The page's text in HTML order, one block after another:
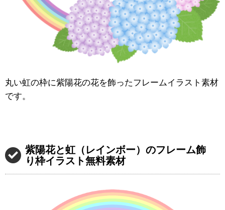
丸い虹の枠に紫陽花の花を飾ったフレームイラスト素材
です。
紫陽花と虹（レインボー）のフレーム飾
り枠イラスト無料素材